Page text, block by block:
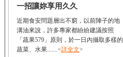
幫助消化與通便；揮...
冬瓜
冬瓜營養價值高，鈉含
量極低是水腫病人的...
豆豉
一招讓妳享用久久
近期食安問題層出不窮，以前陣子的地
溝油來說，許多專家都紛紛建議按照
「蔬果579」原則，於一日內攝取多樣的
蔬菜、水果.......<詳全文>